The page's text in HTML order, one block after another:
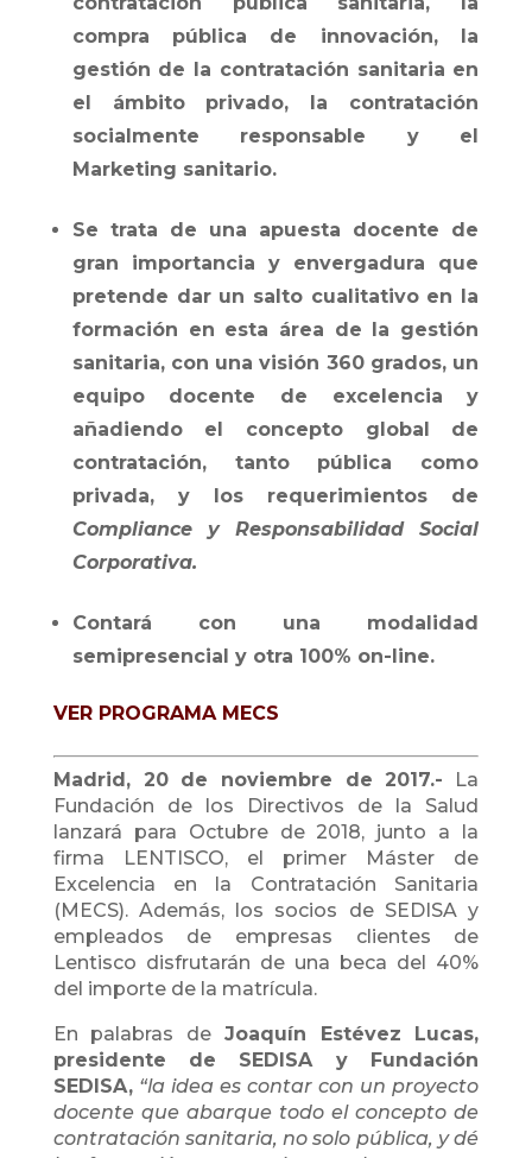
compra pública de innovación, la
gestión de la contratación sanitaria en
el ámbito privado, la contratación
socialmente responsable y el
Marketing sanitario.
Se trata de una apuesta docente de
gran importancia y envergadura que
pretende dar un salto cualitativo en la
formación en esta área de la gestión
sanitaria, con una visión 360 grados, un
equipo docente de excelencia y
añadiendo el concepto global de
contratación, tanto pública como
privada, y los requerimientos de
Compliance y Responsabilidad Social
Corporativa.
Contará con una modalidad
semipresencial y otra 100% on-line.
VER PROGRAMA MECS
Madrid, 20 de noviembre de 2017.- La
Fundación de los Directivos de la Salud
lanzará para Octubre de 2018, junto a la
firma LENTISCO, el primer Máster de
Excelencia en la Contratación Sanitaria
(MECS). Además, los socios de SEDISA y
empleados de empresas clientes de
Lentisco disfrutarán de una beca del 40%
del importe de la matrícula.
En palabras de Joaquín Estévez Lucas,
presidente de SEDISA y Fundación
SEDISA, “la idea es contar con un proyecto
docente que abarque todo el concepto de
contratación sanitaria, no solo pública, y dé